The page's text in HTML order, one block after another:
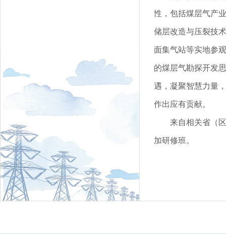
性，包括煤层气产
储层改造与压裂技
面集气站等实地参
的煤层气勘探开发
遇，凝聚智慧力量
作出应有贡献。
来自相关省（
加研修班。